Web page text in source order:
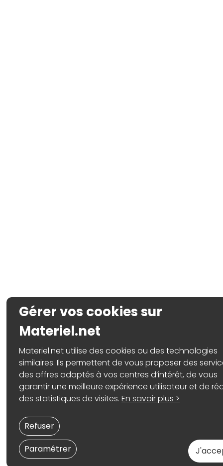
Gérer vos cookies sur
Materiel.net
Materiel.net utilise des cookies ou des technologies
similaires. Ils permettent de vous proposer des
des offres adaptés à vos centres d’intérêt, de vous
garantir une meilleure expérience utilisateur et de
des statistiques de visites.En savoir plus >
Paramétrer
Refuser